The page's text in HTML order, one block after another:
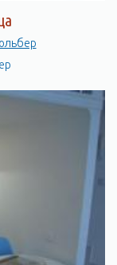
пгт Прибрежное Дюльбер